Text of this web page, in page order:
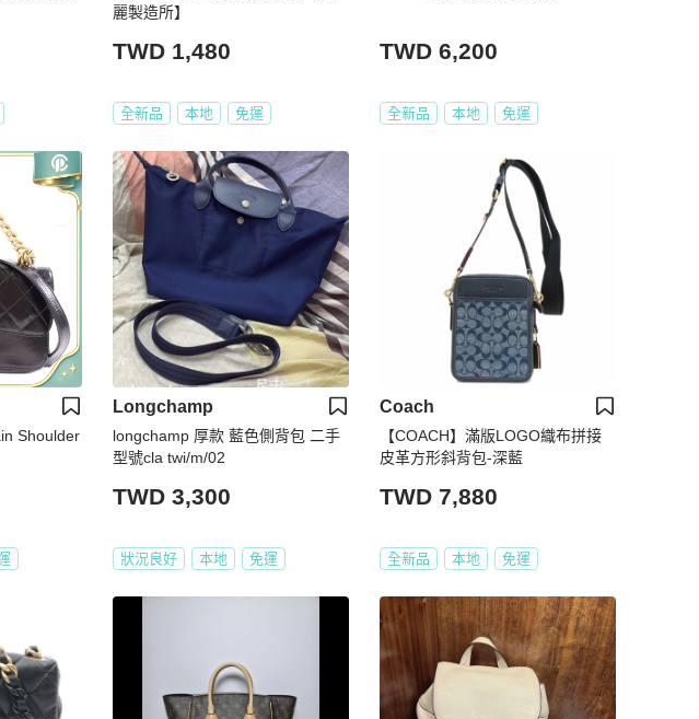
麗製造所】
TWD 1,480
全新品 本地 免運
TWD 6,200
全新品 本地 免運
Shoulder
Longchamp
longchamp 厚款 藍色側背包 二手
型號cla twi/m/02
TWD 3,300
狀況良好 本地 免運
Coach
【COACH】滿版LOGO織布拼接
皮革方形斜背包-深藍
TWD 7,880
全新品 本地 免運